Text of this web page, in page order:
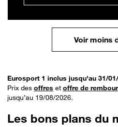
Voir moins
Eurosport 1 inclus jusqu'au 31/
Prix des offres et offre de
jusqu’au 19/08/2026.
Les bons plans du